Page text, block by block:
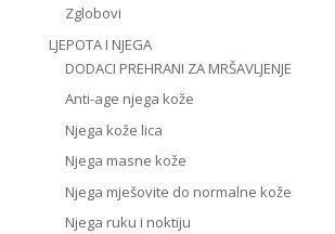
Zglobovi
LJEPOTA I NJEGA
DODACI PREHRANI ZA MRŠAVLJENJE
Anti-age njega kože
Njega kože lica
Njega masne kože
Njega mješovite do normalne kože
Njega ruku i noktiju